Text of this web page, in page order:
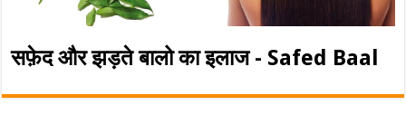
सफ़ेद और झड़ते बालो का इलाज - Safed Baal